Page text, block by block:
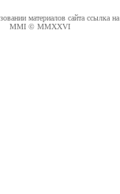
материалов сайта ссылка на
MMI © MMXXVI